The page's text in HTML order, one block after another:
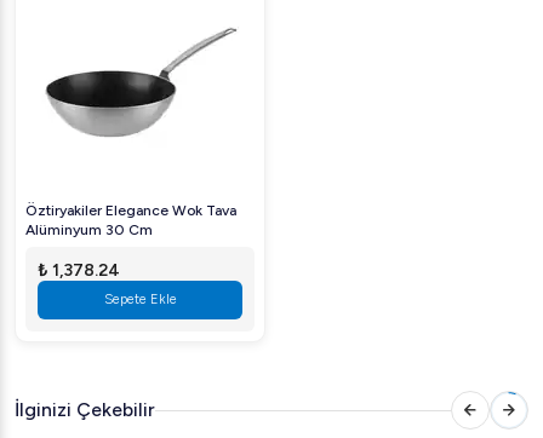
Öztiryakiler Elegance Wok Tava
Alüminyum 30 Cm
₺ 1,378.24
Sepete Ekle
İlginizi Çekebilir